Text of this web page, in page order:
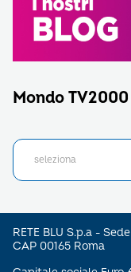
Mondo TV2000
RETE BLU S.p.a -
CAP 00165 Roma